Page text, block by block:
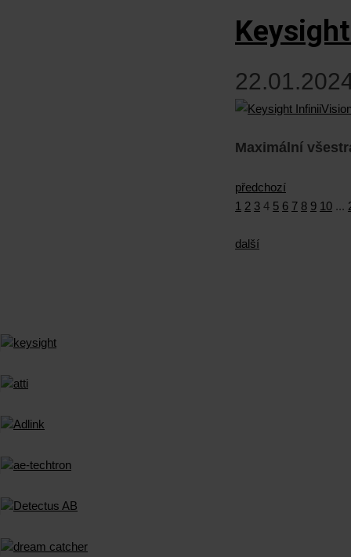
Maximální
předchozí
1 2 3 4 5 6 7 8 9 10 ...
další